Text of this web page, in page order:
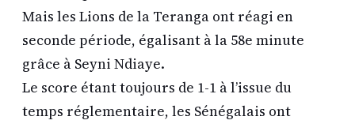
Mais les Lions de la Teranga ont réagi en
seconde période, égalisant à la 58e minute
grâce à Seyni Ndiaye.
Le score étant toujours de 1-1 à l’issue du
temps réglementaire, les Sénégalais ont